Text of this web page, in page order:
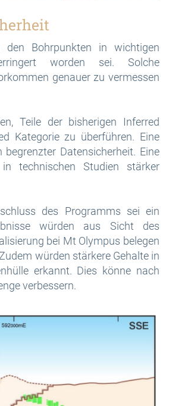
Bohrpunkten in wichtigen
worden sei. Solche
genauer zu vermessen
Teile der bisherigen Inferred
Kategorie zu überführen. Eine
Datensicherheit. Eine
technischen Studien stärker
des Programms sei ein
würden aus Sicht des
bei Mt Olympus belegen
würden stärkere Gehalte in
erkannt. Dies könne nach
verbessern.